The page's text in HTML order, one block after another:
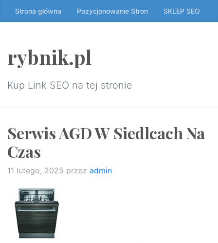
Przeskocz
do
Strona główna Pozycjonowanie Stron SKLEP SEO
rybnik.pl
Kup Link SEO na tej stronie
Serwis AGD W Siedlcach Na
Czas
11 lutego, 2025 przez admin